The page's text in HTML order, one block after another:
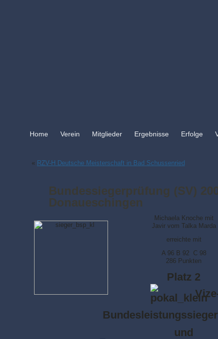
Home Verein Mitglieder Ergebnisse Erfolge
« RZV-H Deutsche Meisterschaft in Bad Schussenried
Bundessiegerprüfung (SV)
Donaueschingen
Michaela Knoche mit
Javir vom Talka Marda
erreichte mit
A 96 B 92 C 98
286 Punkten
Platz 2
Bundesleistungssieger
und